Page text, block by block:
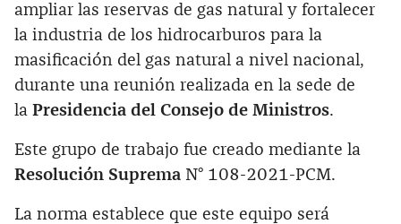
ampliar las reservas de gas natural y fortalecer
la industria de los hidrocarburos para la
masificación del gas natural a nivel nacional,
durante una reunión realizada en la sede de
la Presidencia del Consejo de Ministros.
Este grupo de trabajo fue creado mediante la
Resolución Suprema N° 108-2021-PCM.
La norma establece que este equipo será